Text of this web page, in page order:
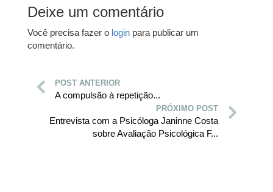
Deixe um comentário
Você precisa fazer o login para publicar um
comentário.
POST ANTERIOR
A compulsão à repetição...
PRÓXIMO POST
Entrevista com a Psicóloga Janinne Costa
sobre Avaliação Psicológica F...